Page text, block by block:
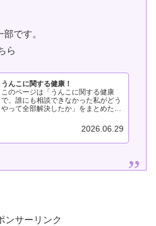
です。
ら
うんこに関する健康！
このページは「うんこに関する健康
で、誰にも相談できなかった私がどう
やって全部解決したか」をまとめたペ
むと「パンツにうんこが付く」「人に
見られる不安」「非常時の問題」とい
った別の悩みに繋がることがありま
2026.06.29
ンサーリンク